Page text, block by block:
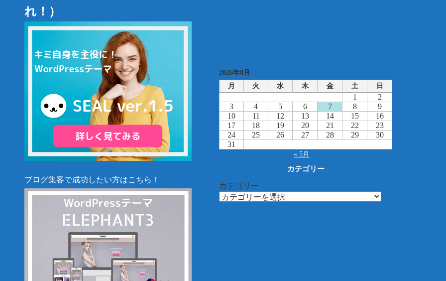
れ！）
ブログ集客で成功したい方はこちら！
2026年8月
月
火 水 木 金 土 日
1
2
3
4 5 6 7 8
9
10
11 12 13 14 15
16
17
18 19 20 21 22
23
24
25 26 27 28 29
30
31
« 5月
カテゴリー
カテゴリー